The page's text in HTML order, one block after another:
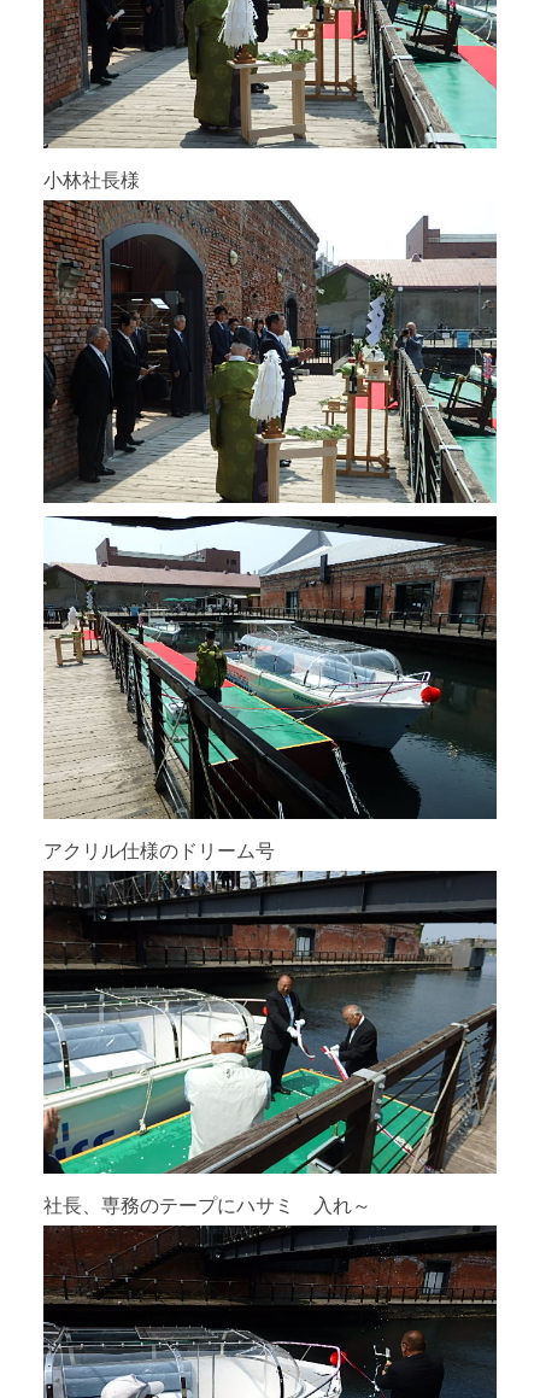
小林社長様
アクリル仕様のドリーム号
社長、専務のテープにハサミ 入れ～